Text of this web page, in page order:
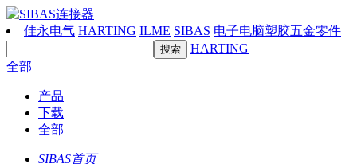
佳永电气 HARTING ILME SIBAS 电子电脑塑胶五金零件
HARTING
全部
产品
下载
全部
SIBAS首页